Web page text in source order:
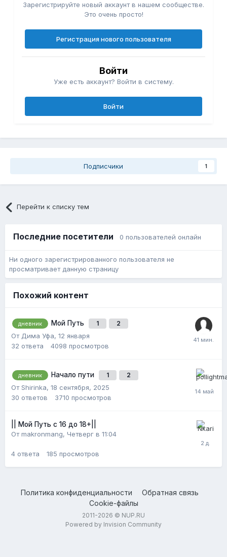
Зарегистрируйте новый аккаунт в нашем сообществе.
Это очень просто!
Регистрация нового пользователя
Войти
Уже есть аккаунт? Войти в систему.
Войти
Подписчики 1
Перейти к списку тем
Последние посетители 0 пользователей онлайн
Ни одного зарегистрированного пользователя не
просматривает данную страницу
Похожий контент
дневник Мой Путь 1 2
От Дима Уфа, 12 января
32 ответа 4098 просмотров
дневник Начало пути 1 2
От Shirinka, 18 сентября, 2025
30 ответов 3710 просмотров
|| Мой Путь с 16 до 18+||
От makronmang, Четверг в 11:04
4 ответа 185 просмотров
Политика конфиденциальности
Обратная связь
Cookie-файлы
2011-2026 © NUP.RU
Powered by Invision Community